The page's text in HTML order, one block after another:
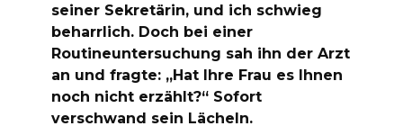
seiner Sekretärin, und ich schwieg
beharrlich. Doch bei einer
Routineuntersuchung sah ihn der Arzt
an und fragte: „Hat Ihre Frau es Ihnen
noch nicht erzählt?“ Sofort
verschwand sein Lächeln.